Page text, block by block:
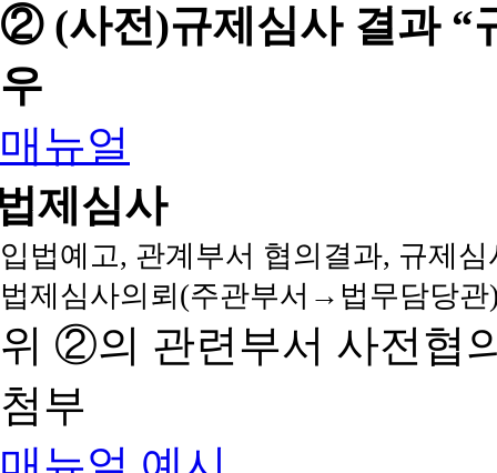
② (사전)규제심사 결과 “
우
매뉴얼
제심사
입법예고, 관계부서 협의결과, 규제
법제심사의뢰(주관부서→법무담당
위 ②의 관련부서 사전협
첨부